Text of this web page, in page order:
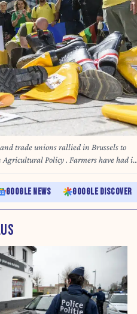
trade unions rallied in Brussels to
Policy . Farmers have had it
et syndicats agricoles européens se
bottes et les déposent devant la
GOOGLE NEWS GOOGLE DISCOVER